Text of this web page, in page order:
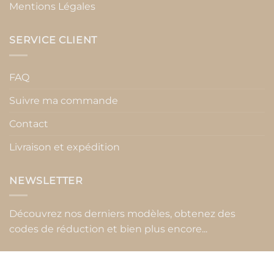
Mentions Légales
SERVICE CLIENT
FAQ
Suivre ma commande
Contact
Livraison et expédition
NEWSLETTER
Découvrez nos derniers modèles, obtenez des
codes de réduction et bien plus encore...